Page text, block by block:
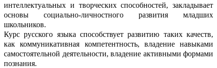
интеллектуальных и творческих способностей, закладывает
основы социально-личностного развития младших
школьников.
Курс русского языка способствует развитию таких качеств,
как коммуникативная компетентность, владение навыками
самостоятельной деятельности, владение активными формами
познания.